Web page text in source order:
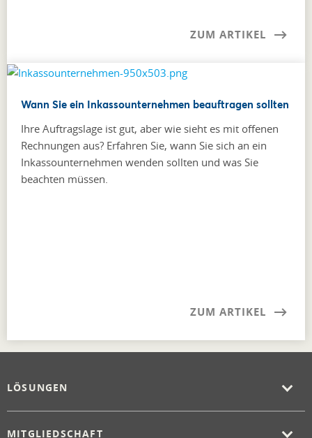
ZUM ARTIKEL
Wann Sie ein Inkassounternehmen beauftragen sollten
Ihre Auftragslage ist gut, aber wie sieht es mit offenen
Rechnungen aus? Erfahren Sie, wann Sie sich an ein
Inkassounternehmen wenden sollten und was Sie
beachten müssen.
ZUM ARTIKEL
LÖSUNGEN
MITGLIEDSCHAFT